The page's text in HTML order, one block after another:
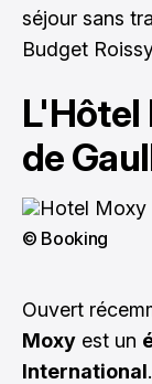
séjour sans
Budget
L'Hôtel
de
© Booking
Ouvert
Moxy est un
International